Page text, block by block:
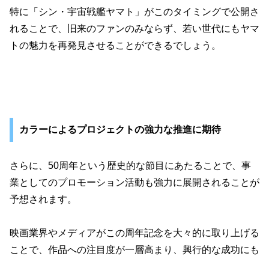
特に「シン・宇宙戦艦ヤマト」がこのタイミングで公開さ
れることで、旧来のファンのみならず、若い世代にもヤマ
トの魅力を再発見させることができるでしょう。
カラーによるプロジェクトの強力な推進に期待
さらに、50周年という歴史的な節目にあたることで、事
業としてのプロモーション活動も強力に展開されることが
予想されます。
映画業界やメディアがこの周年記念を大々的に取り上げる
ことで、作品への注目度が一層高まり、興行的な成功にも